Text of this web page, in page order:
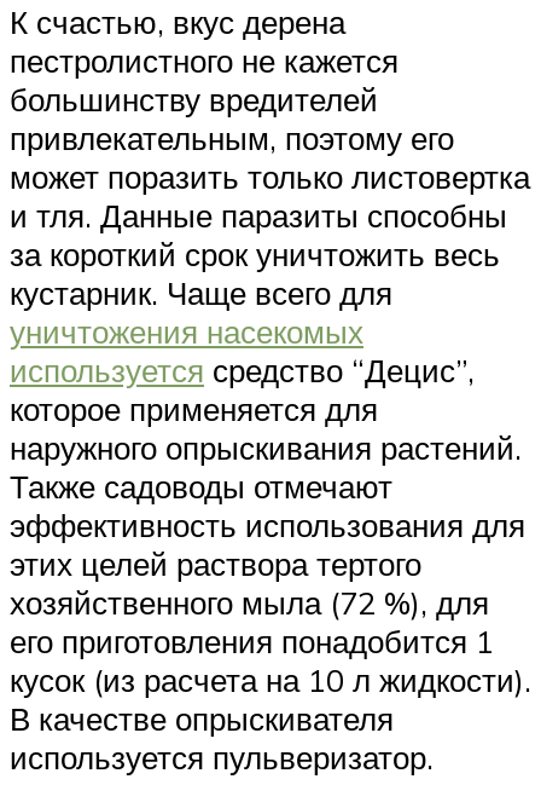
К счастью, вкус дерена
пестролистного не кажется
большинству вредителей
привлекательным, поэтому его
может поразить только листовертка
и тля. Данные паразиты способны
за короткий срок уничтожить весь
кустарник. Чаще всего для
уничтожения насекомых
используется средство “Децис”,
которое применяется для
наружного опрыскивания растений.
Также садоводы отмечают
эффективность использования для
этих целей раствора тертого
хозяйственного мыла (72 %), для
его приготовления понадобится 1
кусок (из расчета на 10 л жидкости).
В качестве опрыскивателя
используется пульверизатор.